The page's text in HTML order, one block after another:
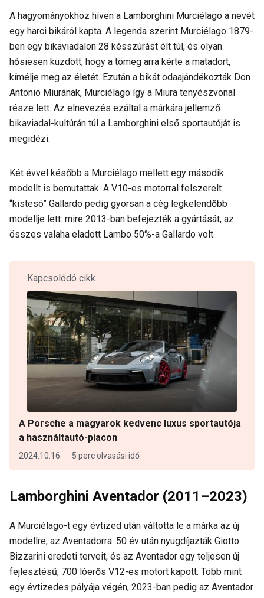
A hagyományokhoz híven a Lamborghini Murciélago a nevét
egy harci bikáról kapta. A legenda szerint Murciélago 1879-
ben egy bikaviadalon 28 késszúrást élt túl, és olyan
hősiesen küzdött, hogy a tömeg arra kérte a matadort,
kímélje meg az életét. Ezután a bikát odaajándékozták Don
Antonio Miurának, Murciélago így a Miura tenyészvonal
része lett. Az elnevezés ezáltal a márkára jellemző
bikaviadal-kultúrán túl a Lamborghini első sportautóját is
megidézi.
Két évvel később a Murciélago mellett egy második
modellt is bemutattak. A V10-es motorral felszerelt
“kistesó” Gallardo pedig gyorsan a cég legkelendőbb
modellje lett: mire 2013-ban befejezték a gyártását, az
összes valaha eladott Lambo 50%-a Gallardo volt.
Kapcsolódó cikk
A Porsche a magyarok kedvenc luxus sportautója
a használtautó-piacon
2024.10.16. 5 perc olvasási idő
Lamborghini Aventador (2011–2023)
A Murciélago-t egy évtized után váltotta le a márka az új
modellre, az Aventadorra. 50 év után nyugdíjazták Giotto
Bizzarini eredeti terveit, és az Aventador egy teljesen új
fejlesztésű, 700 lóerős V12-es motort kapott. Több mint
egy évtizedes pályája végén, 2023-ban pedig az Aventador